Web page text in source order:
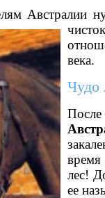
Австралии
века.
Чудо
время
лес!
ее